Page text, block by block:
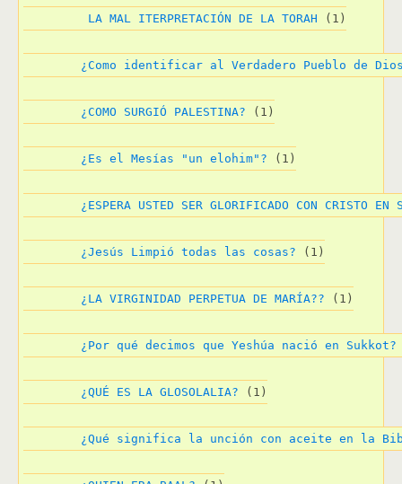
LA MAL ITERPRETACIÓN DE LA TORAH (1)
¿Como identificar al Verdadero Pueblo de
¿COMO SURGIÓ PALESTINA? (1)
¿Es el Mesías "un elohim"? (1)
¿ESPERA USTED SER GLORIFICADO CON CRISTO
¿Jesús Limpió todas las cosas? (1)
¿LA VIRGINIDAD PERPETUA DE MARÍA?? (1)
¿Por qué decimos que Yeshúa nació en Sukkot?
¿QUÉ ES LA GLOSOLALIA? (1)
¿Qué significa la unción con aceite en la